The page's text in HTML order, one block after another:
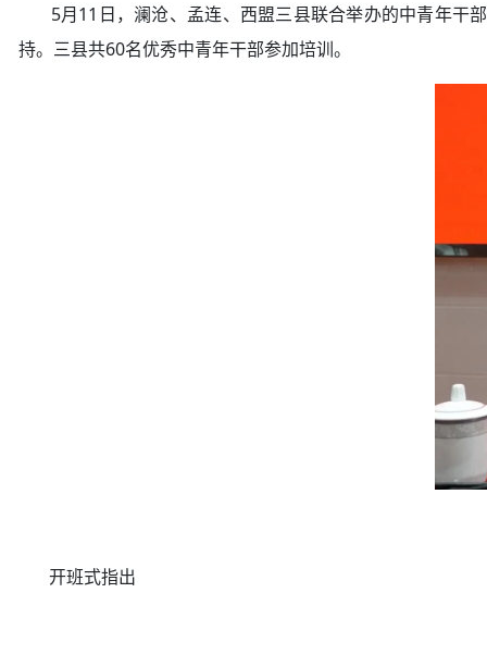
5月11日，澜沧、孟连、西盟三县联合举办的中青年干
持。三县共60名优秀中青年干部参加培训。
开班式指出